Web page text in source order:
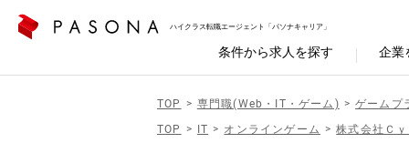
ハイクラス転職エージェント「パソナキャリア」
条件から求人を探す 企業
TOP 専門職(Web・IT・ゲーム) ゲームプ
TOP
IT オンラインゲーム 株式会社Ｃ